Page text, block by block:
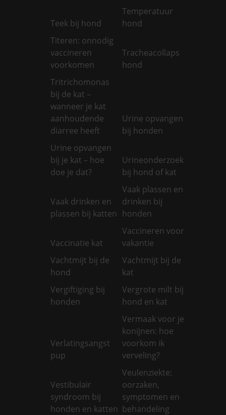
Teek bij hond
Temperatuur
hond
Titeren: onnodig
vaccineren
voorkomen
Tracheacollaps
hond
Tritrichomonas
bij de kat –
wanneer je kat
aanhoudende
diarree heeft
Urine opvangen
bij honden
Urine opvangen
bij je kat – hoe
doe je dat?
Urineonderzoek
bij hond of kat
Vaak drinken en
plassen bij katten
Vaak plassen en
drinken bij
honden
Vaccinatie kat
Vaccineren voor
vakantie
Vachtmijt bij de
hond
Vachtmijt bij de
kat
Vergiftiging bij
honden
Vergrote milt bij
hond en kat
Verlatingsangst
pup
Vermaak voor je
konijnen: hoe
voorkom ik
verveling?
Vestibulair
syndroom bij
honden en katten
Veulenziekte:
oorzaken,
symptomen en
behandeling